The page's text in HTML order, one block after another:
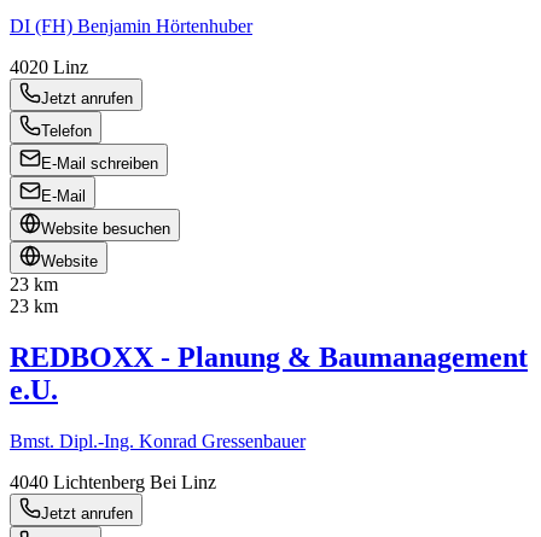
DI (FH) Benjamin Hörtenhuber
4020 Linz
Jetzt anrufen
Telefon
E-Mail schreiben
E-Mail
Website besuchen
Website
23 km
23 km
REDBOXX - Planung & Baumanagement
e.U.
Bmst. Dipl.-Ing. Konrad Gressenbauer
4040 Lichtenberg Bei Linz
Jetzt anrufen